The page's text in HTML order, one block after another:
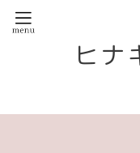
ヒナ